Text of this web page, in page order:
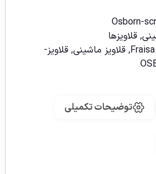
Osborn-
, قلاویزها
, قلاویز ماشینی, قلاویز-
توضیحات تکمیلی